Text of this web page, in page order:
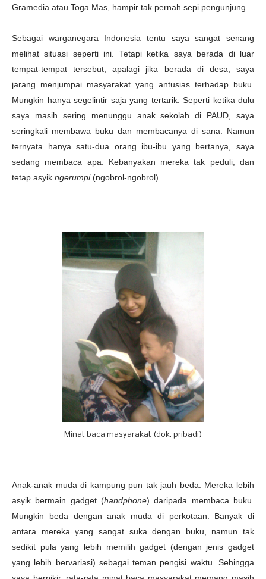
Gramedia atau Toga Mas, hampir tak pernah sepi pengunjung.
Sebagai warganegara Indonesia tentu saya sangat senang
melihat situasi seperti ini. Tetapi ketika saya berada di luar
tempat-tempat tersebut, apalagi jika berada di desa, saya
jarang menjumpai masyarakat yang antusias terhadap buku.
Mungkin hanya segelintir saja yang tertarik. Seperti ketika dulu
saya masih sering menunggu anak sekolah di PAUD, saya
seringkali membawa buku dan membacanya di sana. Namun
ternyata hanya satu-dua orang ibu-ibu yang bertanya, saya
sedang membaca apa. Kebanyakan mereka tak peduli, dan
tetap asyik ngerumpi (ngobrol-ngobrol).
Minat baca masyarakat (dok. pribadi)
Anak-anak muda di kampung pun tak jauh beda. Mereka lebih
asyik bermain gadget (handphone) daripada membaca buku.
Mungkin beda dengan anak muda di perkotaan. Banyak di
antara mereka yang sangat suka dengan buku, namun tak
sedikit pula yang lebih memilih gadget (dengan jenis gadget
yang lebih bervariasi) sebagai teman pengisi waktu. Sehingga